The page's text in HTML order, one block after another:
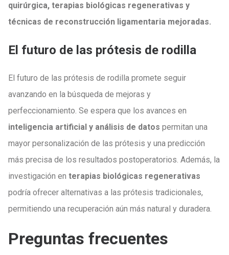
quirúrgica, terapias biológicas regenerativas y
técnicas de reconstrucción ligamentaria mejoradas.
El futuro de las prótesis de rodilla
El futuro de las prótesis de rodilla promete seguir
avanzando en la búsqueda de mejoras y
perfeccionamiento. Se espera que los avances en
inteligencia artificial y análisis de datos permitan una
mayor personalización de las prótesis y una predicción
más precisa de los resultados postoperatorios. Además, la
investigación en terapias biológicas regenerativas
podría ofrecer alternativas a las prótesis tradicionales,
permitiendo una recuperación aún más natural y duradera.
Preguntas frecuentes